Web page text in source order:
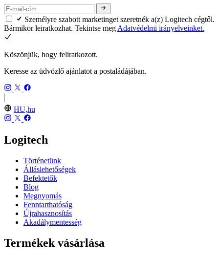
Személyre szabott marketinget szeretnék a(z) Logitech cégtől.
Bármikor leiratkozhat. Tekintse meg Adatvédelmi irányelveinket.
Köszönjük, hogy feliratkozott.
Keresse az üdvözlő ajánlatot a postaládájában.
HU,hu
Logitech
Történetünk
Álláslehetőségek
Befektetők
Blog
Megnyomás
Fenntarthatóság
Újrahasznosítás
Akadálymentesség
Termékek vásárlása